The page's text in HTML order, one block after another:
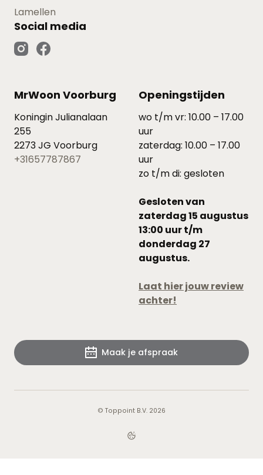
MrWoon Voorburg
Koningin Julianalaan
255
2273 JG Voorburg
+31657787867
Openingstijden
wo t/m vr: 10.00 – 17.00
uur
zaterdag: 10.00 – 17.00
uur
zo t/m di: gesloten
Gesloten van
zaterdag 15 augustus
13:00 uur t/m
donderdag 27
augustus.
Laat hier jouw review
achter!
Maak je afspraak
Lamellen
Social media
© Toppoint B.V. 2026